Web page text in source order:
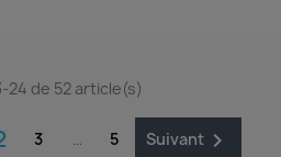
24 de 52 article(s)
3 5 Suivant 